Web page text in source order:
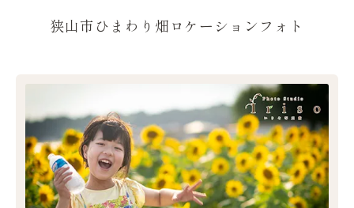
狭山市ひまわり畑ロケーションフォト